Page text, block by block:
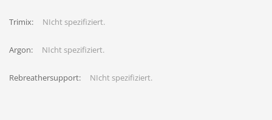
Trimix: NIcht spezifiziert.
Argon: NIcht spezifiziert.
Rebreathersupport: NIcht spezifiziert.